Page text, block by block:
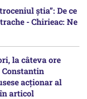
știa”: De ce
- Chirieac: Ne
la câteva ore
acționar al
articol